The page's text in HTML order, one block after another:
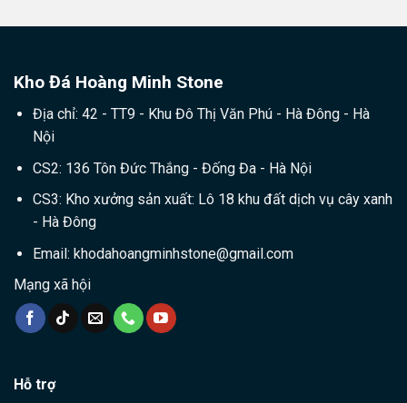
Kho Đá Hoàng Minh Stone
Địa chỉ: 42 - TT9 - Khu Đô Thị Văn Phú - Hà Đông - Hà
Nội
CS2: 136 Tôn Đức Thắng - Đống Đa - Hà Nội
CS3: Kho xưởng sản xuất: Lô 18 khu đất dịch vụ cây xanh
- Hà Đông
Email: khodahoangminhstone@gmail.com
Mạng xã hội
Hỗ trợ